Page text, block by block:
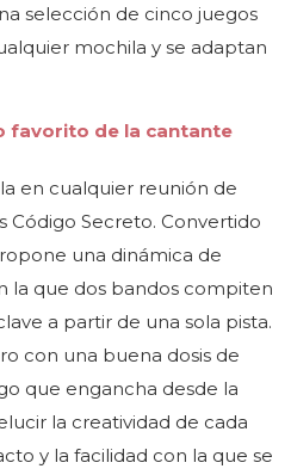
selección de cinco juegos
mochila y se adaptan
favorito de la cantante
en cualquier reunión de
Código Secreto. Convertido
una dinámica de
la que dos bandos compiten
a partir de una sola pista.
con una buena dosis de
que engancha desde la
la creatividad de cada
y la facilidad con la que se